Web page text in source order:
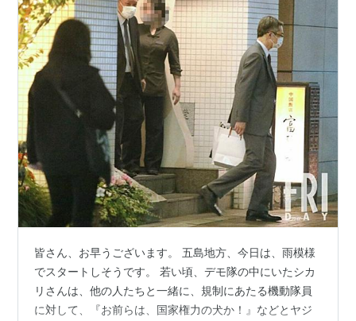
皆さん、お早うございます。 五島地方、今日は、雨模様
でスタートしそうです。 若い頃、デモ隊の中にいたシカ
リさんは、他の人たちと一緒に、規制にあたる機動隊員
に対して、『お前らは、国家権力の犬か！』などとヤジ